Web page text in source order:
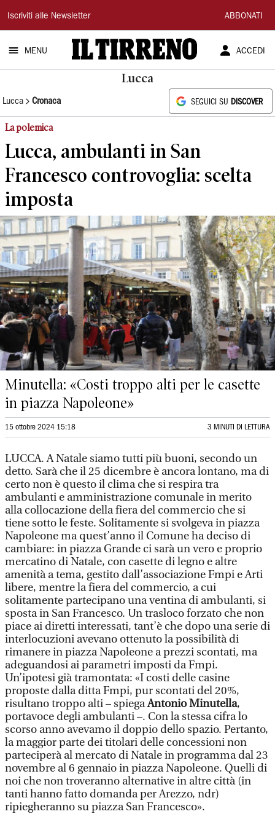
Il
Tirreno
Iscriviti alle Newsletter ABBONATI
MENU ACCEDI
Lucca
Lucca Cronaca SEGUICI SU DISCOVER
La polemica
Lucca, ambulanti in San
Francesco controvoglia: scelta
imposta
Minutella: «Costi troppo alti per le casette
in piazza Napoleone»
15 ottobre 2024 15:18 3 MINUTI DI LETTURA
LUCCA. A Natale siamo tutti più buoni, secondo un
detto. Sarà che il 25 dicembre è ancora lontano, ma di
certo non è questo il clima che si respira tra
ambulanti e amministrazione comunale in merito
alla collocazione della fiera del commercio che si
tiene sotto le feste. Solitamente si svolgeva in piazza
Napoleone ma quest’anno il Comune ha deciso di
cambiare: in piazza Grande ci sarà un vero e proprio
mercatino di Natale, con casette di legno e altre
amenità a tema, gestito dall’associazione Fmpi e Arti
libere, mentre la fiera del commercio, a cui
solitamente partecipano una ventina di ambulanti, si
sposta in San Francesco. Un trasloco forzato che non
piace ai diretti interessati, tant’è che dopo una serie di
interlocuzioni avevano ottenuto la possibilità di
rimanere in piazza Napoleone a prezzi scontati, ma
adeguandosi ai parametri imposti da Fmpi.
Un’ipotesi già tramontata: «I costi delle casine
proposte dalla ditta Fmpi, pur scontati del 20%,
risultano troppo alti – spiegaAntonio Minutella,
portavoce degli ambulanti –. Con la stessa cifra lo
scorso anno avevamo il doppio dello spazio. Pertanto,
la maggior parte dei titolari delle concessioni non
parteciperà al mercato di Natale in programma dal 23
novembre al 6 gennaio in piazza Napoleone. Quelli di
noi che non troveranno alternative in altre città (in
tanti hanno fatto domanda per Arezzo, ndr)
ripiegheranno su piazza San Francesco».